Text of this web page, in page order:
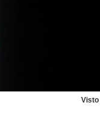
Visto